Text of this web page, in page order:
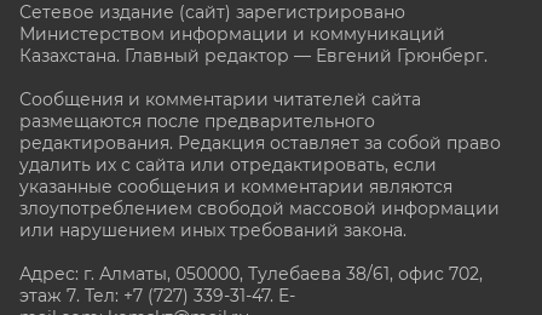
Сетевое издание (сайт) зарегистрировано
Министерством информации и коммуникаций
Казахстана. Главный редактор — Евгений Грюнберг.
Сообщения и комментарии читателей сайта
размещаются после предварительного
редактирования. Редакция оставляет за собой право
удалить их с сайта или отредактировать, если
указанные сообщения и комментарии являются
злоупотреблением свободой массовой информации
или нарушением иных требований закона.
Адрес: г. Алматы, 050000, Тулебаева 38/61, офис 702,
этаж 7. Тел: +7 (727) 339-31-47. E-